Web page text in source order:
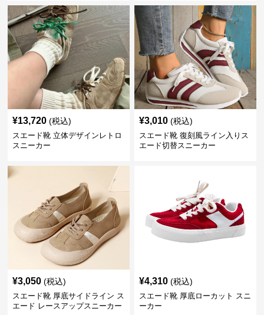
¥13,720 (税込)
スエード靴 立体デザインレトロ
スニーカー
¥3,010 (税込)
スエード靴 復刻風ライン入りス
エード切替スニーカー
¥3,050 (税込)
スエード靴 厚底サイドライン ス
エード レースアップスニーカー
¥4,310 (税込)
スエード靴 厚底ローカット スニ
ーカー